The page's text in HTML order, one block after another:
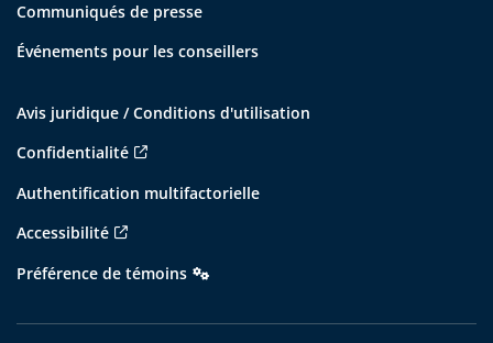
Communiqués de presse
Événements pour les conseillers
Avis juridique / Conditions d'utilisation
Confidentialité
Authentification multifactorielle
Accessibilité
Préférence de témoins